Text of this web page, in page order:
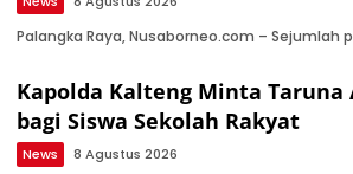
Palangka Raya, Nusaborneo.com – Sejumlah
Kapolda Kalteng Minta Taruna
bagi Siswa Sekolah Rakyat
News 8 Agustus 2026